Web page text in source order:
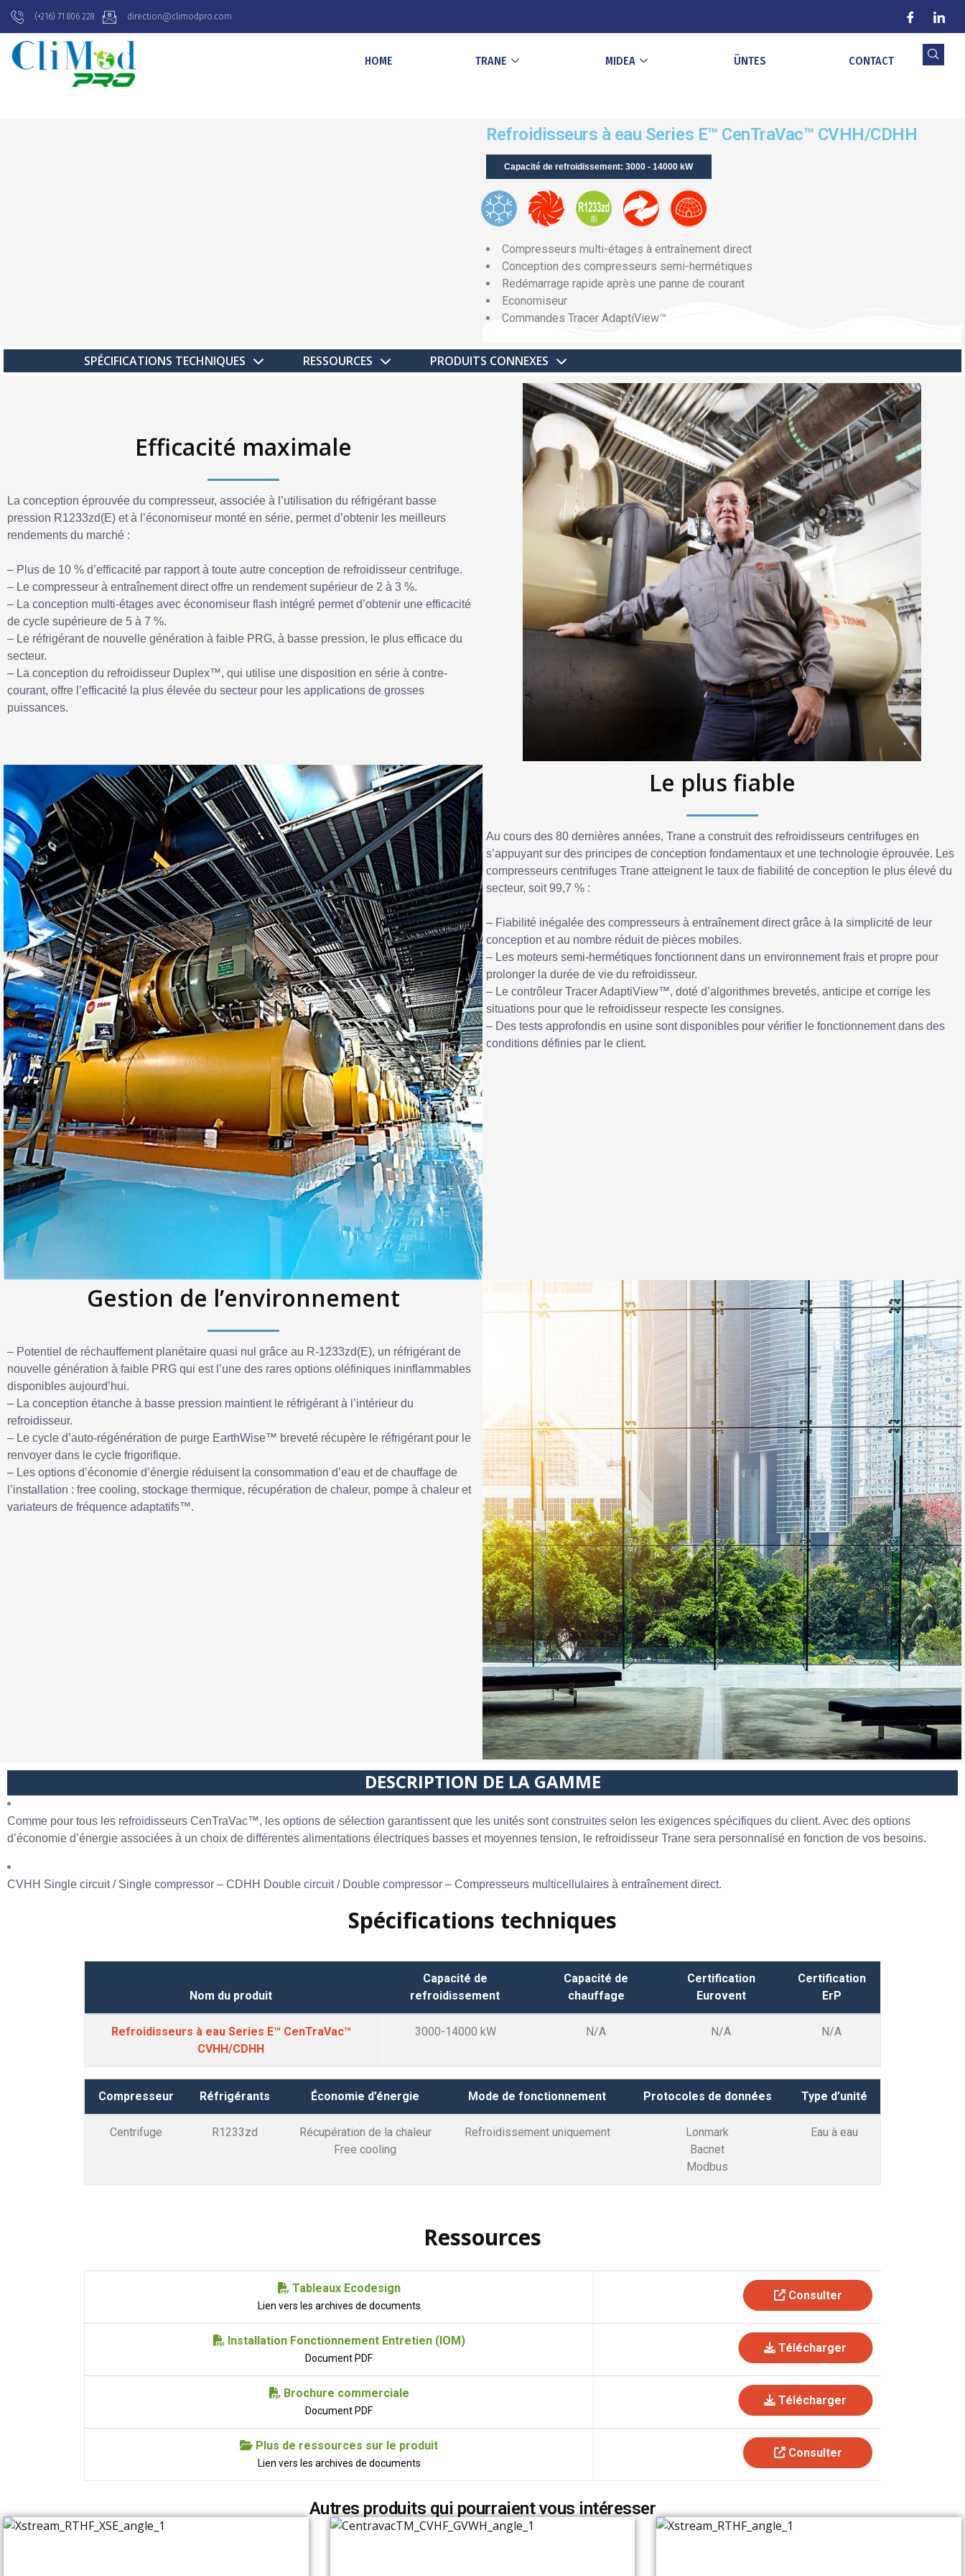
(+216) 71 806 228 direction@climodpro.com
HOME TRANE MIDEA ÜNTES CONTACT
Refroidisseurs à eau Series E™ CenTraVac™ CVHH/CDHH
Capacité de refroidissement: 3000 - 14000 kW
Compresseurs multi-étages à entraînement direct
Conception des compresseurs semi-hermétiques
Redémarrage rapide après une panne de courant
Economiseur
Commandes Tracer AdaptiView™
SPÉCIFICATIONS TECHNIQUES RESSOURCES PRODUITS CONNEXES
Efficacité maximale
La conception éprouvée du compresseur, associée à l’utilisation du réfrigérant basse
pression R1233zd(E) et à l’économiseur monté en série, permet d’obtenir les meilleurs
rendements du marché :
– Plus de 10 % d’efficacité par rapport à toute autre conception de refroidisseur centrifuge.
– Le compresseur à entraînement direct offre un rendement supérieur de 2 à 3 %.
– La conception multi-étages avec économiseur flash intégré permet d’obtenir une efficacité
de cycle supérieure de 5 à 7 %.
– Le réfrigérant de nouvelle génération à faible PRG, à basse pression, le plus efficace du
secteur.
– La conception du refroidisseur Duplex™, qui utilise une disposition en série à contre-
courant, offre l’efficacité la plus élevée du secteur pour les applications de grosses
puissances.
Le plus fiable
Au cours des 80 dernières années, Trane a construit des refroidisseurs centrifuges en
s’appuyant sur des principes de conception fondamentaux et une technologie éprouvée. Les
compresseurs centrifuges Trane atteignent le taux de fiabilité de conception le plus élevé du
secteur, soit 99,7 % :
– Fiabilité inégalée des compresseurs à entraînement direct grâce à la simplicité de leur
conception et au nombre réduit de pièces mobiles.
– Les moteurs semi-hermétiques fonctionnent dans un environnement frais et propre pour
prolonger la durée de vie du refroidisseur.
– Le contrôleur Tracer AdaptiView™, doté d’algorithmes brevetés, anticipe et corrige les
situations pour que le refroidisseur respecte les consignes.
– Des tests approfondis en usine sont disponibles pour vérifier le fonctionnement dans des
conditions définies par le client.
Gestion de l’environnement
– Potentiel de réchauffement planétaire quasi nul grâce au R-1233zd(E), un réfrigérant de
nouvelle génération à faible PRG qui est l’une des rares options oléfiniques ininflammables
disponibles aujourd’hui.
– La conception étanche à basse pression maintient le réfrigérant à l’intérieur du
refroidisseur.
– Le cycle d’auto-régénération de purge EarthWise™ breveté récupère le réfrigérant pour le
renvoyer dans le cycle frigorifique.
– Les options d’économie d’énergie réduisent la consommation d’eau et de chauffage de
l’installation : free cooling, stockage thermique, récupération de chaleur, pompe à chaleur et
variateurs de fréquence adaptatifs™.
DESCRIPTION DE LA GAMME
Comme pour tous les refroidisseurs CenTraVac™, les options de sélection garantissent que les unités sont construites selon les exigences spécifiques du client. Avec des options
d’économie d’énergie associées à un choix de différentes alimentations électriques basses et moyennes tension, le refroidisseur Trane sera personnalisé en fonction de vos besoins.
CVHH Single circuit / Single compressor – CDHH Double circuit / Double compressor – Compresseurs multicellulaires à entraînement direct.
Spécifications techniques
Nom du produit
Capacité de
refroidissement
Capacité de
chauffage
Certification
Eurovent
Certification
ErP
Refroidisseurs à eau Series E™ CenTraVac™
CVHH/CDHH
3000-14000 kW N/A N/A N/A
Compresseur Réfrigérants Économie d’énergie Mode de fonctionnement Protocoles de données Type d’unité
Centrifuge R1233zd
Récupération de la chaleur
Free cooling
Refroidissement uniquement
Lonmark
Bacnet
Modbus
Eau à eau
Ressources
Tableaux Ecodesign
Lien vers les archives de documents
Consulter
Installation Fonctionnement Entretien (IOM)
Document PDF
Télécharger
Brochure commerciale
Document PDF
Télécharger
Plus de ressources sur le produit
Lien vers les archives de documents
Consulter
Autres produits qui pourraient vous intéresser